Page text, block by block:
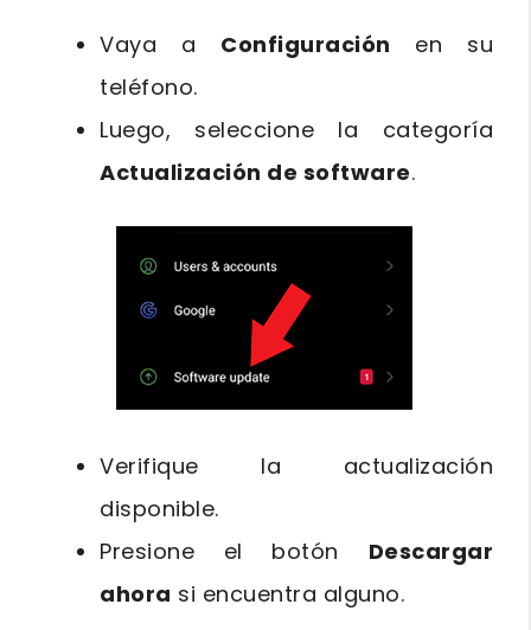
Vaya a Configuración en su
teléfono.
Luego, seleccione la categoría
Actualización de software.
Verifique la actualización
disponible.
Presione el botón Descargar
ahora si encuentra alguno.